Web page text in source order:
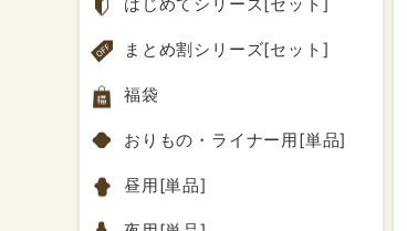
まとめ割シリーズ[セット]
福袋
おりもの・ライナー用[単品]
昼用[単品]